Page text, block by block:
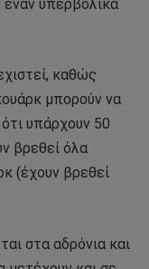
έναν υπερβολικά
καθώς
μπορούν να
ότι υπάρχουν 50
βρεθεί όλα
(έχουν βρεθεί
στα αδρόνια και